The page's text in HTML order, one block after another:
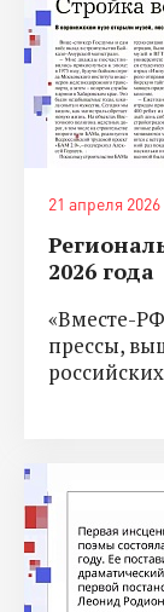
21 апреля 2026
2026 года
«Вместе-
прессы,